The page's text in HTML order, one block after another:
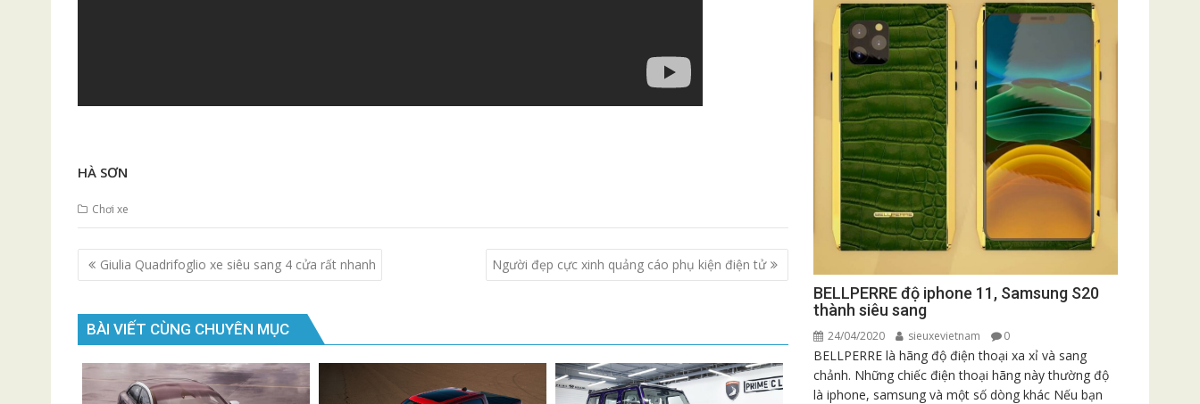
HÀ SƠN
Chơi xe
Điều
hướng
viết
Giulia Quadrifoglio xe siêu sang 4 cửa rất nhanh Người đẹp cực xinh quảng cáo phụ kiện điện tử
BÀI VIẾT CÙNG CHUYÊN MỤC
BELLPERRE độ iphone 11, Samsung S20
thành siêu sang
24/04/2020 sieuxevietnam 0
BELLPERRE là hãng độ điện thoại xa xỉ và sang
chảnh. Những chiếc điện thoại hãng này thường độ
là iphone, samsung và một số dòng khác Nếu bạn